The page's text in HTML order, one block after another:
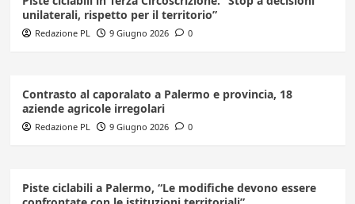
unilaterali, rispetto per il territorio”
Redazione PL 9 Giugno 2026 0
Contrasto al caporalato a Palermo e provincia, 18
aziende agricole irregolari
Redazione PL 9 Giugno 2026 0
Piste ciclabili a Palermo, “Le modifiche devono essere